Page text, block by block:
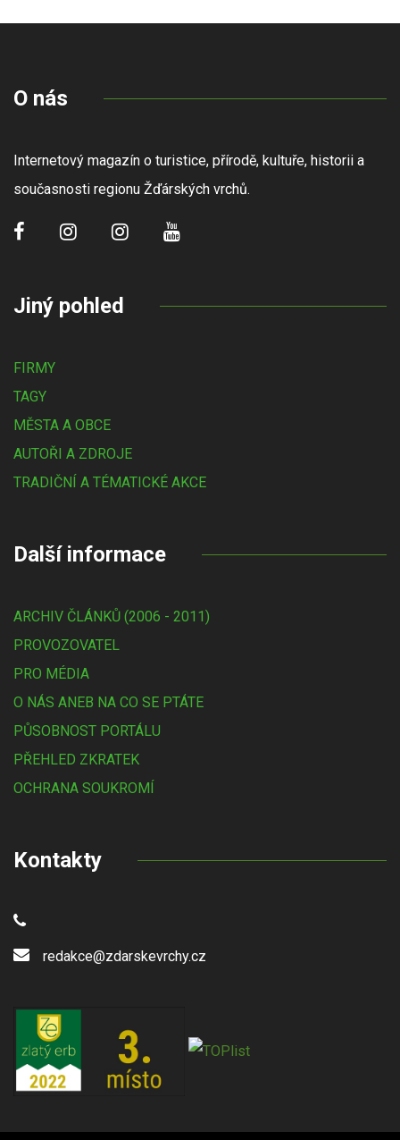
O nás
Internetový magazín o turistice, přírodě, kultuře, historii a
současnosti regionu Žďárských vrchů.
Jiný pohled
FIRMY
TAGY
MĚSTA A OBCE
AUTOŘI A ZDROJE
TRADIČNÍ A TÉMATICKÉ AKCE
Další informace
ARCHIV ČLÁNKŮ (2006 - 2011)
PROVOZOVATEL
PRO MÉDIA
O NÁS ANEB NA CO SE PTÁTE
PŮSOBNOST PORTÁLU
PŘEHLED ZKRATEK
OCHRANA SOUKROMÍ
Kontakty
redakce@zdarskevrchy.cz